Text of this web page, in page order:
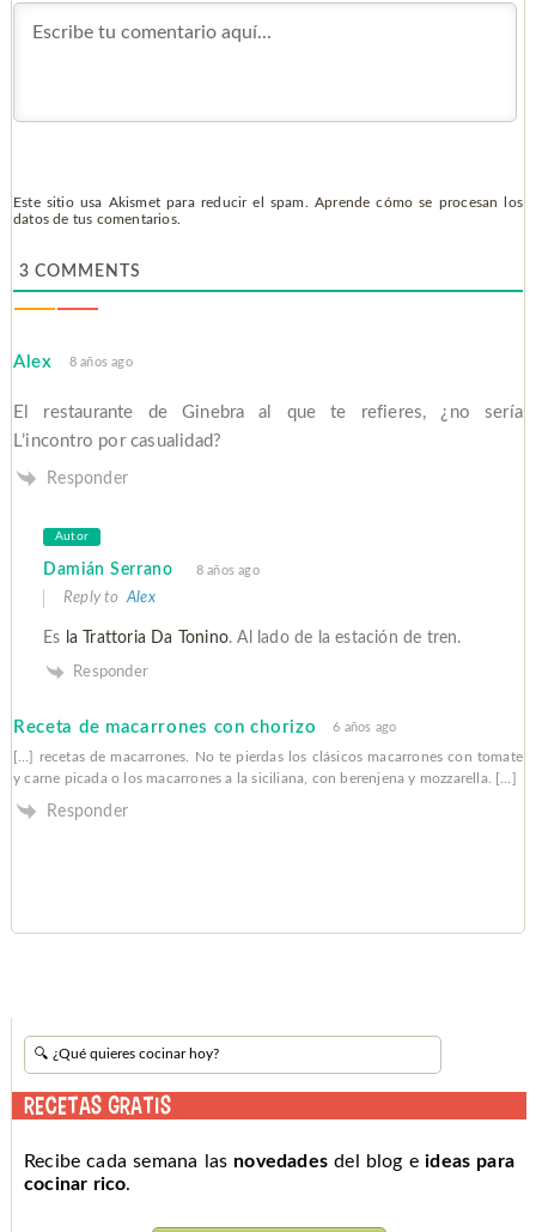
Este sitio usa Akismet para reducir el spam. Aprende cómo se procesan los
datos de tus comentarios.
3 COMMENTS
Alex 8 años ago
El restaurante de Ginebra al que te refieres, ¿no sería
L’incontro por casualidad?
Responder
Autor
Damián Serrano 8 años ago
Reply toAlex
Es la Trattoria Da Tonino. Al lado de la estación de tren.
Responder
Receta de macarrones con chorizo 6 años ago
[…] recetas de macarrones. No te pierdas los clásicos macarrones con tomate
y carne picada o los macarrones a la siciliana, con berenjena y mozzarella. […]
Responder
RECETAS GRATIS
Recibe cada semana las novedades del blog eideas para
cocinar rico.